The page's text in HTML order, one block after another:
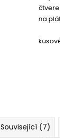
na
Související (7)